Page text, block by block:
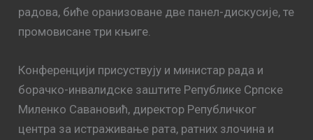
радова, биће оранизоване две панел-дискусије, те
промовисане три књиге.
Конференцији присуствују и министар рада и
борачко-инвалидске заштите Републике Српске
Миленко Савановић, директор Републичког
центра за истраживање рата, ратних злочина и